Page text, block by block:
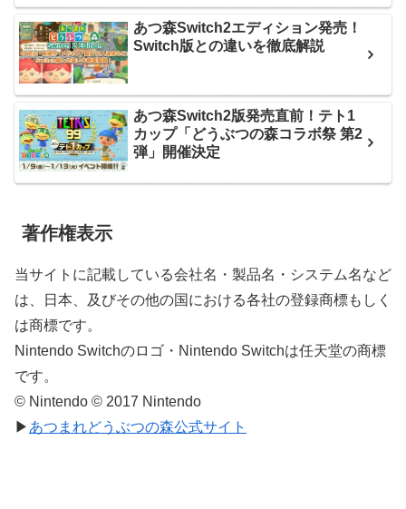
あつ森Switch2エディション発売！
Switch版との違いを徹底解説
あつ森Switch2版発売直前！テト1
カップ「どうぶつの森コラボ祭 第2
弾」開催決定
著作権表示
当サイトに記載している会社名・製品名・システム名など
は、日本、及びその他の国における各社の登録商標もしく
は商標です。
Nintendo Switchのロゴ・Nintendo Switchは任天堂の商標
です。
© Nintendo © 2017 Nintendo
▶ あつまれどうぶつの森公式サイト